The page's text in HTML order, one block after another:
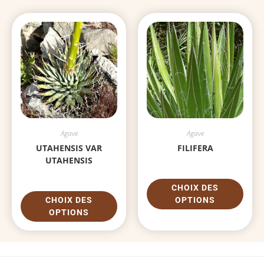
Agave
UTAHENSIS VAR
UTAHENSIS
CHOIX DES
OPTIONS
Agave
FILIFERA
CHOIX DES
OPTIONS